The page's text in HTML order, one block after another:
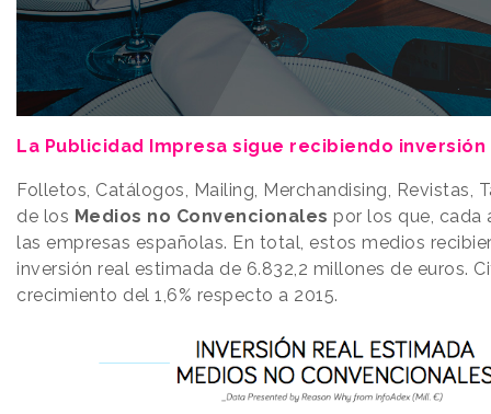
La Publicidad Impresa sigue recibiendo inversión
Folletos, Catálogos, Mailing, Merchandising, Revistas,
de los Medios no Convencionales por los que, cada
las empresas españolas. En total, estos medios
inversión real estimada de 6.832,2 millones de euros.
crecimiento del 1,6% respecto a 2015.